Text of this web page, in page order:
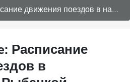
в направлении Рыбацкой пристани — в будние дни
Расписание
в